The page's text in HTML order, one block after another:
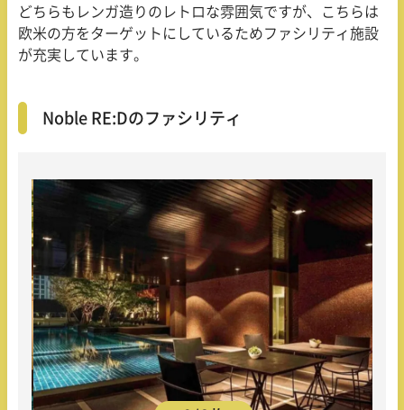
どちらもレンガ造りのレトロな雰囲気ですが、こちらは
欧米の方をターゲットにしているためファシリティ施設
が充実しています。
Noble RE:Dのファシリティ